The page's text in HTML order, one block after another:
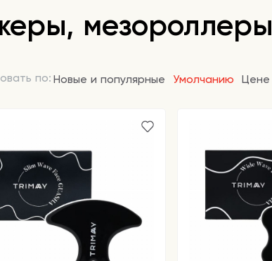
мезороллеры
по: Новые и популярные Умолчанию Цене